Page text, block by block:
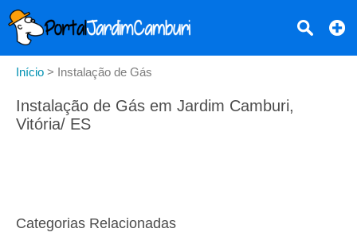
Início > Instalação de Gás
Instalação de Gás em Jardim Camburi,
Vitória/ ES
Categorias Relacionadas